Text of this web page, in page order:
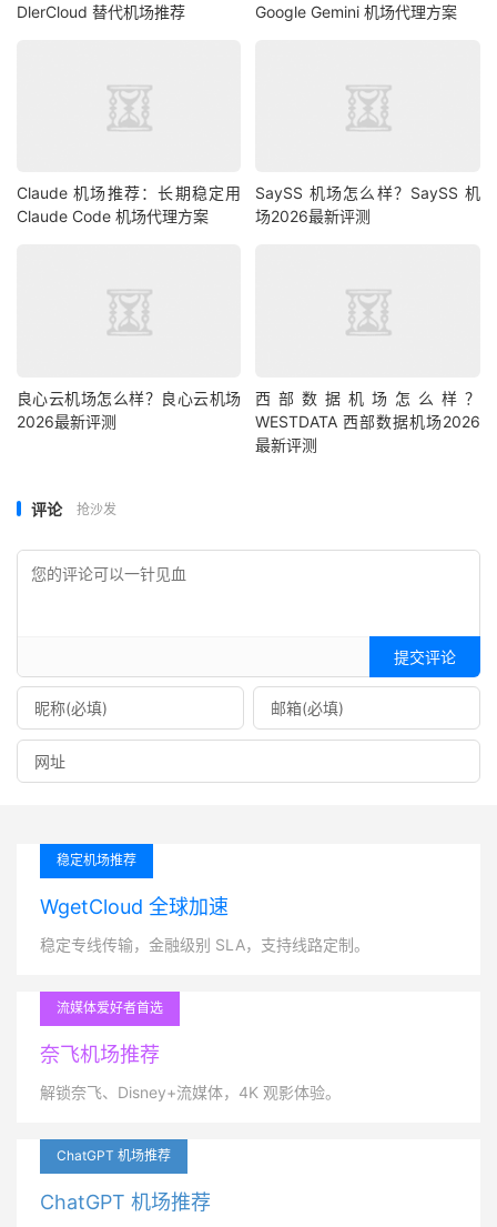
DlerCloud 替代机场推荐
Google Gemini 机场代理方案
Claude 机场推荐：长期稳定用
Claude Code 机场代理方案
SaySS 机场怎么样？SaySS 机
场2026最新评测
良心云机场怎么样？良心云机场
2026最新评测
西部数据机场怎么样？
WESTDATA 西部数据机场2026
最新评测
评论 抢沙发
提交评论
稳定机场推荐
WgetCloud 全球加速
稳定专线传输，金融级别 SLA，支持线路定制。
流媒体爱好者首选
奈飞机场推荐
解锁奈飞、Disney+流媒体，4K 观影体验。
ChatGPT 机场推荐
ChatGPT 机场推荐